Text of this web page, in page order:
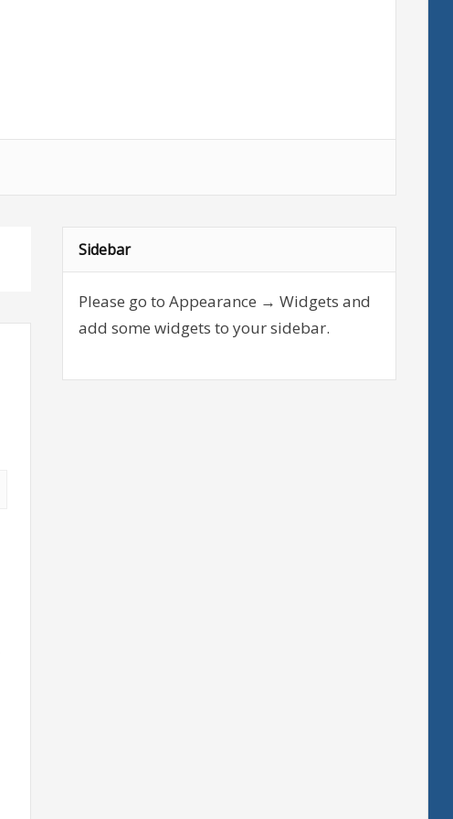
Sidebar
Please go to Appearance → Widgets and
add some widgets to your sidebar.